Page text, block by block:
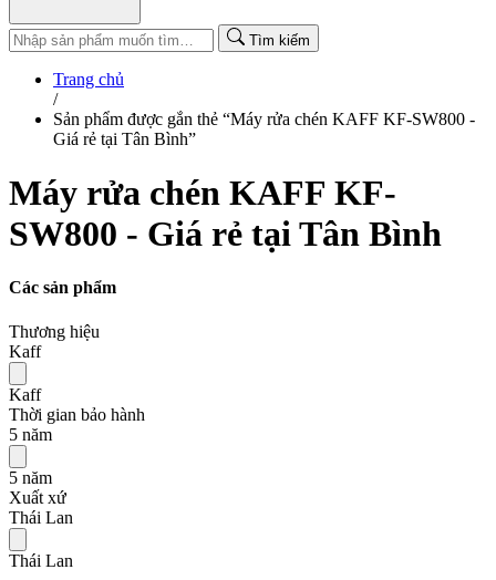
Tìm kiếm
Trang chủ
/
Sản phẩm được gắn thẻ “Máy rửa chén KAFF KF-SW800 -
Giá rẻ tại Tân Bình”
Máy rửa chén KAFF KF-
SW800 - Giá rẻ tại Tân Bình
Các sản phẩm
Thương hiệu
Kaff
Kaff
Thời gian bảo hành
5 năm
5 năm
Xuất xứ
Thái Lan
Thái Lan